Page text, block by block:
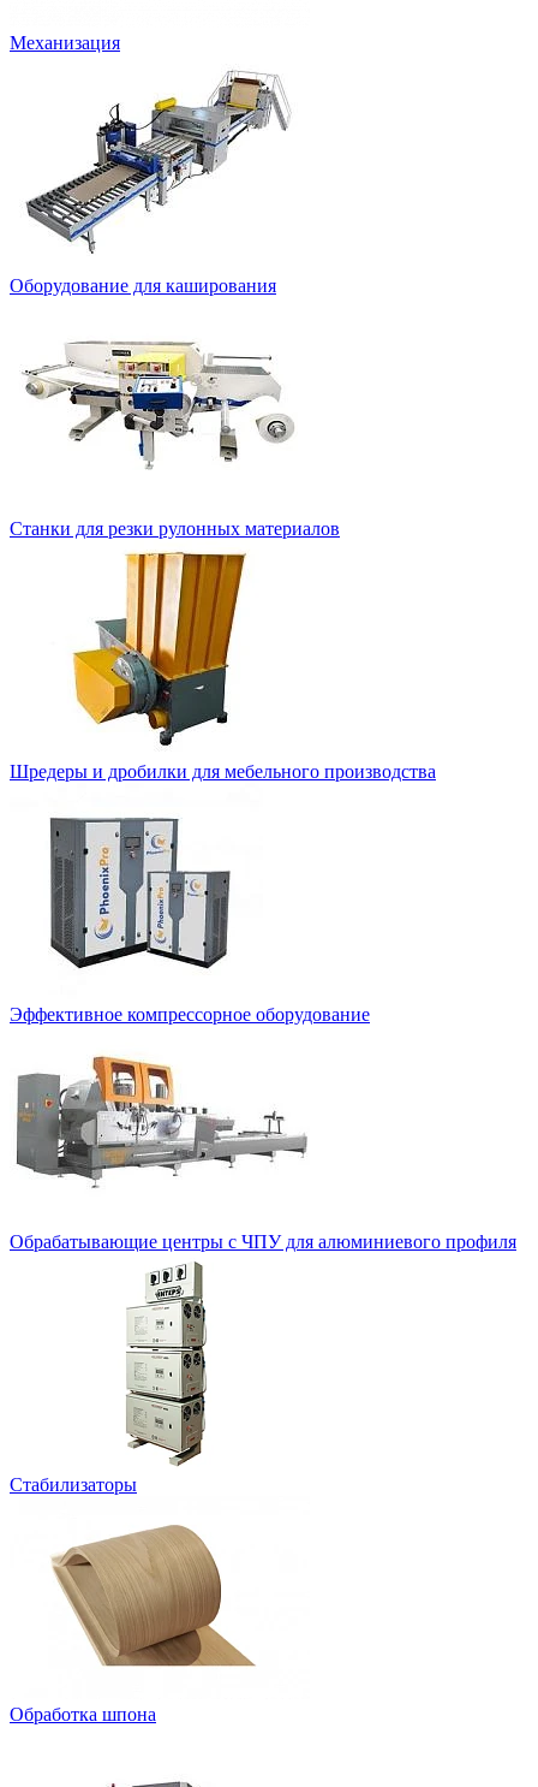
Механизация
Оборудование для каширования
Станки для резки рулонных материалов
Шредеры и дробилки для мебельного производства
Эффективное компрессорное оборудование
Обрабатывающие центры с ЧПУ для алюминиевого профиля
Стабилизаторы
Обработка шпона